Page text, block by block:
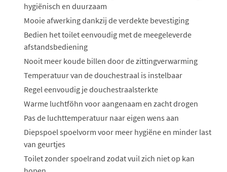
hygiënisch en duurzaam
Mooie afwerking dankzij de verdekte bevestiging
Bedien het toilet eenvoudig met de meegeleverde
afstandsbediening
Nooit meer koude billen door de zittingverwarming
Temperatuur van de douchestraal is instelbaar
Regel eenvoudig je douchestraalsterkte
Warme luchtföhn voor aangenaam en zacht drogen
Pas de luchttemperatuur naar eigen wens aan
Diepspoel spoelvorm voor meer hygiëne en minder last
van geurtjes
Toilet zonder spoelrand zodat vuil zich niet op kan